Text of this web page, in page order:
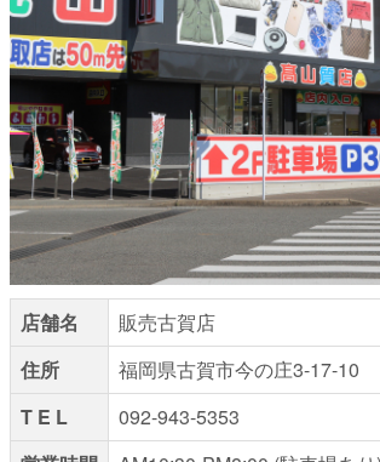
店舗名
販売古賀店
住所
福岡県古賀市今の庄3-17-10
T E L
092-943-5353